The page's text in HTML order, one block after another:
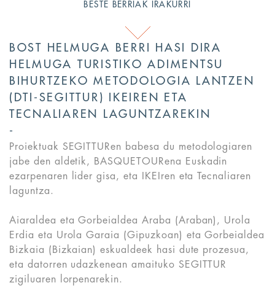
BESTE BERRIAK IRAKURRI
BOST HELMUGA BERRI HASI DIRA
HELMUGA TURISTIKO ADIMENTSU
BIHURTZEKO METODOLOGIA LANTZEN
(DTI-SEGITTUR) IKEIREN ETA
TECNALIAREN LAGUNTZAREKIN
Proiektuak SEGITTURen babesa du metodologiaren
jabe den aldetik, BASQUETOURena Euskadin
ezarpenaren lider gisa, eta IKEIren eta Tecnaliaren
laguntza.
Aiaraldea eta Gorbeialdea Araba (Araban), Urola
Erdia eta Urola Garaia (Gipuzkoan) eta Gorbeialdea
Bizkaia (Bizkaian) eskualdeek hasi dute prozesua,
eta datorren udazkenean amaituko SEGITTUR
zigiluaren lorpenarekin.